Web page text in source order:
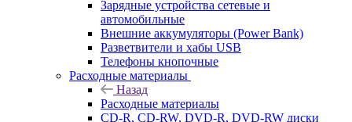
Зарядные устройства сетевые и
автомобильные
Внешние аккумуляторы (Power Bank)
Разветвители и хабы USB
Телефоны кнопочные
Расходные материалы
Назад
Расходные материалы
CD-R, CD-RW, DVD-R, DVD-RW диски